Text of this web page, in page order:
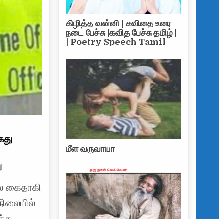
கைதாகி
கிழித்த வன்னி | கவிதை உரை
நடை பேச்சு |கவித பேச்சு தமிழ் |
| Poetry Speech Tamil
மீள வருவாயா